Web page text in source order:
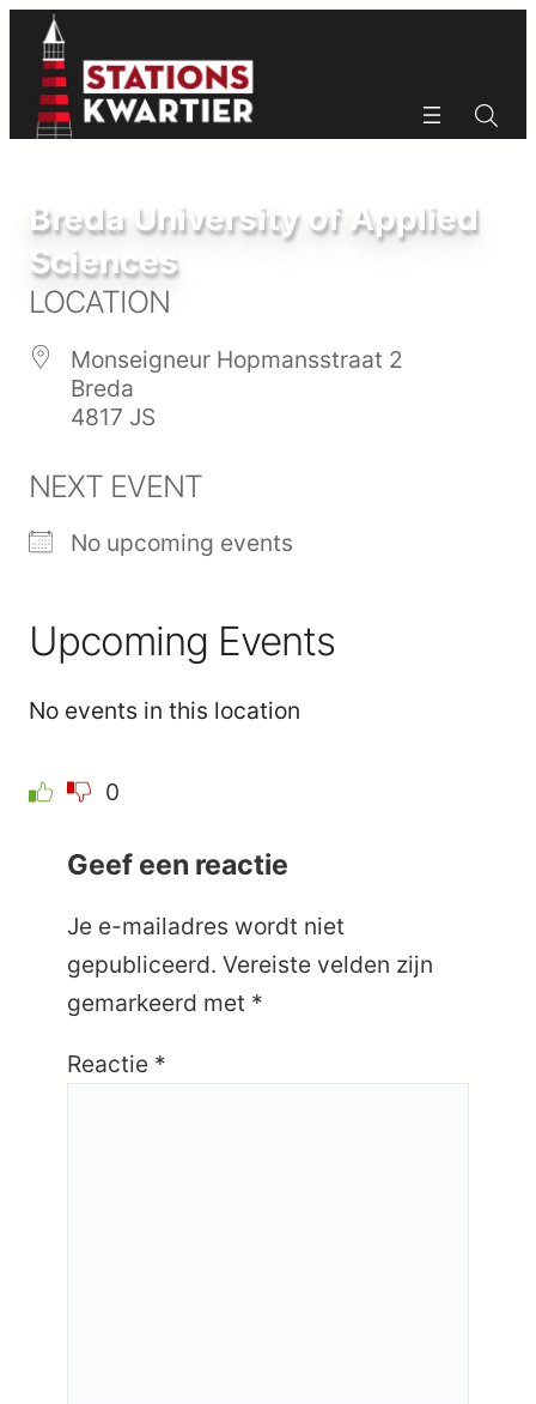
naar
inhoud
Breda University of Applied
Sciences
LOCATION
Monseigneur Hopmansstraat 2
Breda
4817 JS
NEXT EVENT
No upcoming events
Upcoming Events
No events in this location
0
Geef een reactie
Je e-mailadres wordt niet
gepubliceerd. Vereiste velden zijn
gemarkeerd met *
Reactie *